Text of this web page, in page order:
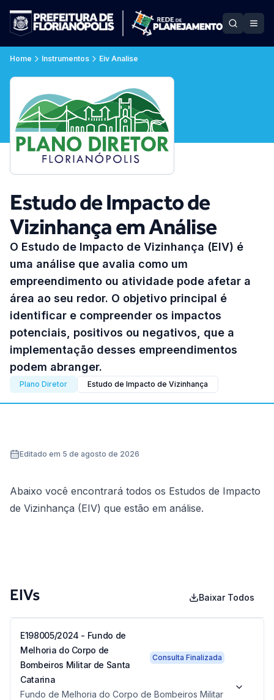
Home Instrumentos Eiv Analise
Estudo de Impacto de
Vizinhança em Análise
O Estudo de Impacto de Vizinhança (EIV) é
uma análise que avalia como um
empreendimento ou atividade pode afetar a
área ao seu redor. O objetivo principal é
identificar e compreender os impactos
potenciais, positivos ou negativos, que a
implementação desses empreendimentos
podem abranger.
Plano Diretor Estudo de Impacto de Vizinhança
Editado em 5 de agosto de 2026
Abaixo você encontrará todos os Estudos de Impacto
de Vizinhança (EIV) que estão em análise.
EIVs Baixar Todos
E198005/2024 - Fundo de
Melhoria do Corpo de
Bombeiros Militar de Santa
Catarina
Consulta Finalizada
Fundo de Melhoria do Corpo de Bombeiros Militar